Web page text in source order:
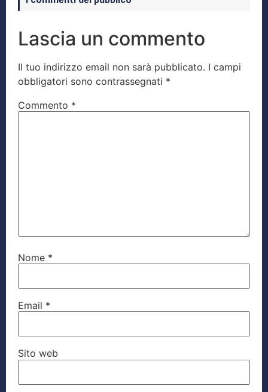
Lascia un commento
Il tuo indirizzo email non sarà pubblicato. I campi
obbligatori sono contrassegnati *
Commento *
Nome *
Email *
Sito web